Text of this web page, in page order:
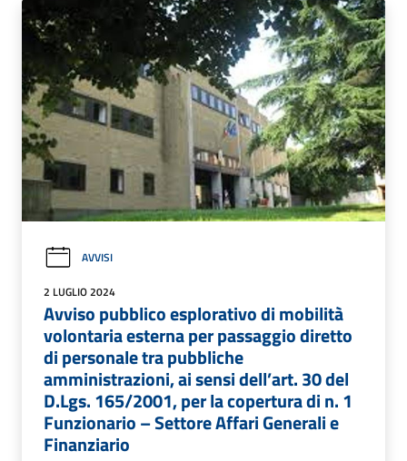
AVVISI
2 LUGLIO 2024
Avviso pubblico esplorativo di mobilità
volontaria esterna per passaggio diretto
di personale tra pubbliche
amministrazioni, ai sensi dell’art. 30 del
D.Lgs. 165/2001, per la copertura di n. 1
Funzionario – Settore Affari Generali e
Finanziario